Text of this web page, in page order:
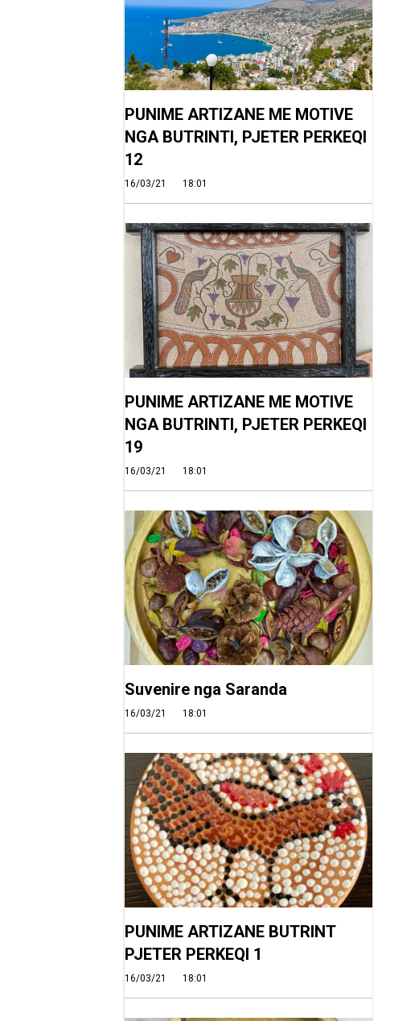
PUNIME ARTIZANE ME MOTIVE
NGA BUTRINTI, PJETER PERKEQI
12
16/03/21 18:01
PUNIME ARTIZANE ME MOTIVE
NGA BUTRINTI, PJETER PERKEQI
19
16/03/21 18:01
Suvenire nga Saranda
16/03/21 18:01
PUNIME ARTIZANE BUTRINT
PJETER PERKEQI 1
16/03/21 18:01